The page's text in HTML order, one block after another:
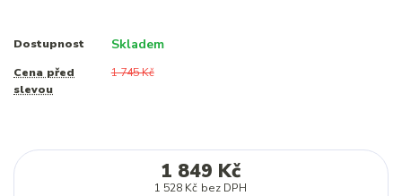
Dostupnost Skladem
Cena před
slevou
1 745 Kč
1 849 Kč
1 528 Kč bez DPH